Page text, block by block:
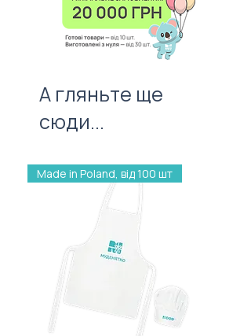
першого враження!
А гляньте ще
сюди...
Made in Poland, від 100 шт